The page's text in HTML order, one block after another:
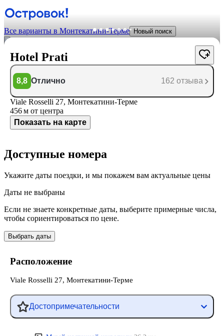
Все варианты в Монтекатини-Терме Новый поиск
Hotel Prati
8,8 Отлично 162 отзыва
Viale Rosselli 27, Монтекатини-Терме
456 м от центра
Показать на карте
Доступные номера
Укажите даты поездки, и мы покажем вам актуальные цены
Даты не выбраны
Если не знаете конкретные даты, выберите примерные числа,
чтобы сориентироваться по цене.
Выбрать даты
Расположение
Viale Rosselli 27, Монтекатини-Терме
Достопримечательности